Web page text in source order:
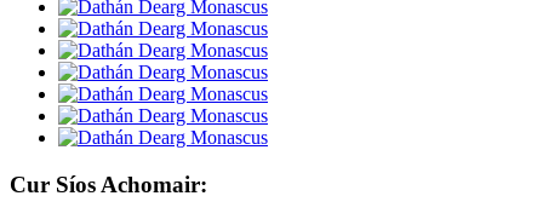
Cur Síos Achomair: